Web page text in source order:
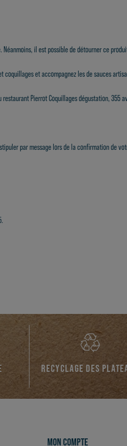
il est possible de détourner ce
coquillageset accompagnez les desauces
restaurantPierrot Coquillages dégustation, 355
par message lors de la confirmation de
RECYCLAGE DES
MON COMPTE